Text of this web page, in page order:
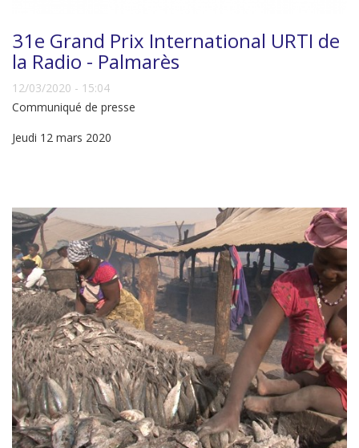
31e Grand Prix International URTI de
la Radio - Palmarès
12/03/2020 - 15:04
Communiqué de presse
Jeudi 12 mars 2020